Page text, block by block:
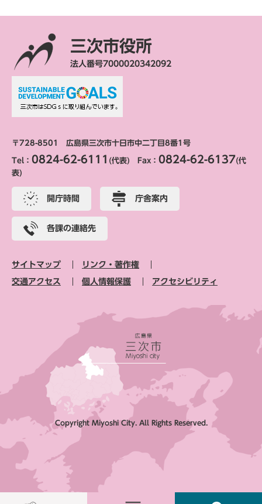
三次市役所
法人番号7000020342092
〒728-8501 広島県三次市十日市中二丁目8番1号
Tel： 0824-62-6111 (代表) Fax： 0824-62-6137(代
表)
開庁時間 庁舎案内
各課の連絡先
サイトマップ リンク・著作権
交通アクセス 個人情報保護 アクセシビリティ
Copyright Miyoshi City. All Rights Reserved.